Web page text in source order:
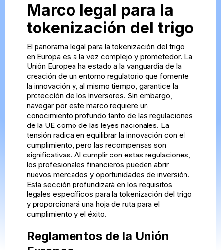
Marco legal para la
tokenización del trigo
El panorama legal para la tokenización del trigo
en Europa es a la vez complejo y prometedor. La
Unión Europea ha estado a la vanguardia de la
creación de un entorno regulatorio que fomente
la innovación y, al mismo tiempo, garantice la
protección de los inversores. Sin embargo,
navegar por este marco requiere un
conocimiento profundo tanto de las regulaciones
de la UE como de las leyes nacionales. La
tensión radica en equilibrar la innovación con el
cumplimiento, pero las recompensas son
significativas. Al cumplir con estas regulaciones,
los profesionales financieros pueden abrir
nuevos mercados y oportunidades de inversión.
Esta sección profundizará en los requisitos
legales específicos para la tokenización del trigo
y proporcionará una hoja de ruta para el
cumplimiento y el éxito.
Reglamentos de la Unión